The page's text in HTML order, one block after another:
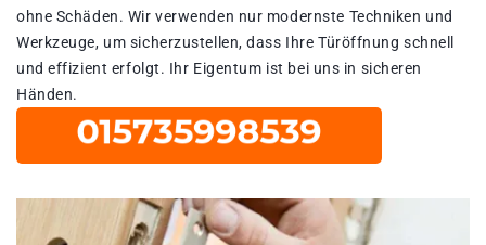
ohne Schäden. Wir verwenden nur modernste Techniken und
Werkzeuge, um sicherzustellen, dass Ihre Türöffnung schnell
und effizient erfolgt. Ihr Eigentum ist bei uns in sicheren
Händen.